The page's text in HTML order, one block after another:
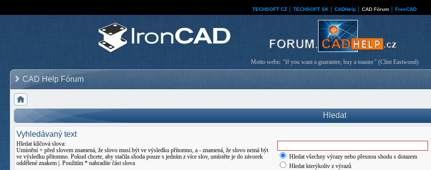
TECHSOFT CZ TECHSOFT SK CADHelp CAD Fórum FreeCAD
Motto webu: "If you want a guarantee, buy a toaster." (Clint Eastwood)
CAD Help Fórum
Hledat
Vyhledávaný text
Hledat klíčová slova:
Umístění + před slovem znamená, že slovo musí být ve výsledku přítomno, a - znamená, že slovo nemá být
ve výsledku přítomno. Pokud chcete, aby stačila shoda pouze s jedním z více slov, umístěte je do závorek
oddělené znakem . Použitím * nahradíte část slova
Hledat všechny výrazy nebo přesnou shodu s dotazem
Hledat kterýkoliv z výrazů